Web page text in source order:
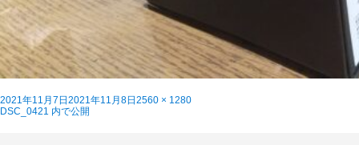
投
稿
2021年11月7日 2021年11月8日 フ
2560 × 1280
投
DSC_0421 内で公開